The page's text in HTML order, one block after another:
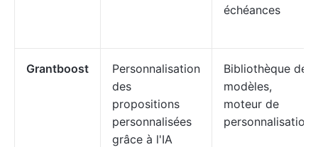
échéances
Grantboost
Personnalisation
des
propositions
personnalisées
grâce à l'IA
Bibliothèque de
modèles,
moteur de
personnalisation